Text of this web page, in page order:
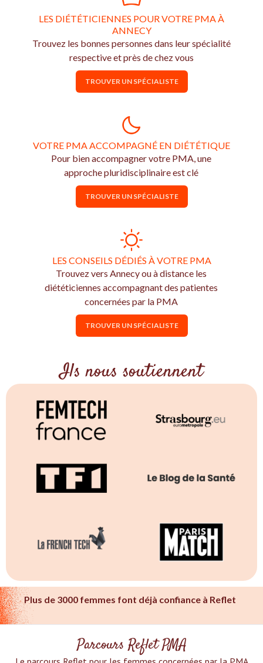
LES DIÉTÉTICIENNES POUR VOTRE PMA À
ANNECY
Trouvez les bonnes personnes dans leur spécialité
respective et près de chez vous
TROUVER UN SPÉCIALISTE
VOTRE PMA ACCOMPAGNÉ EN DIÉTÉTIQUE
Pour bien accompagner votre PMA, une
approche pluridisciplinaire est clé
TROUVER UN SPÉCIALISTE
LES CONSEILS DÉDIÉS À VOTRE PMA
Trouvez vers Annecy ou à distance les
diététiciennes accompagnant des patientes
concernées par la PMA
TROUVER UN SPÉCIALISTE
Ils nous soutiennent
Plus de 3000 femmes font déjà confiance à Reflet
Parcours Reflet PMA